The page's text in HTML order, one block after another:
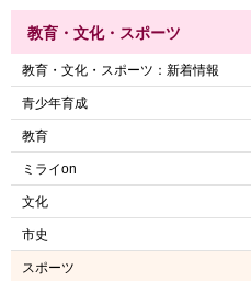
教育・文化・スポーツ
教育・文化・スポーツ：新着情報
青少年育成
教育
ミライon
文化
市史
スポーツ